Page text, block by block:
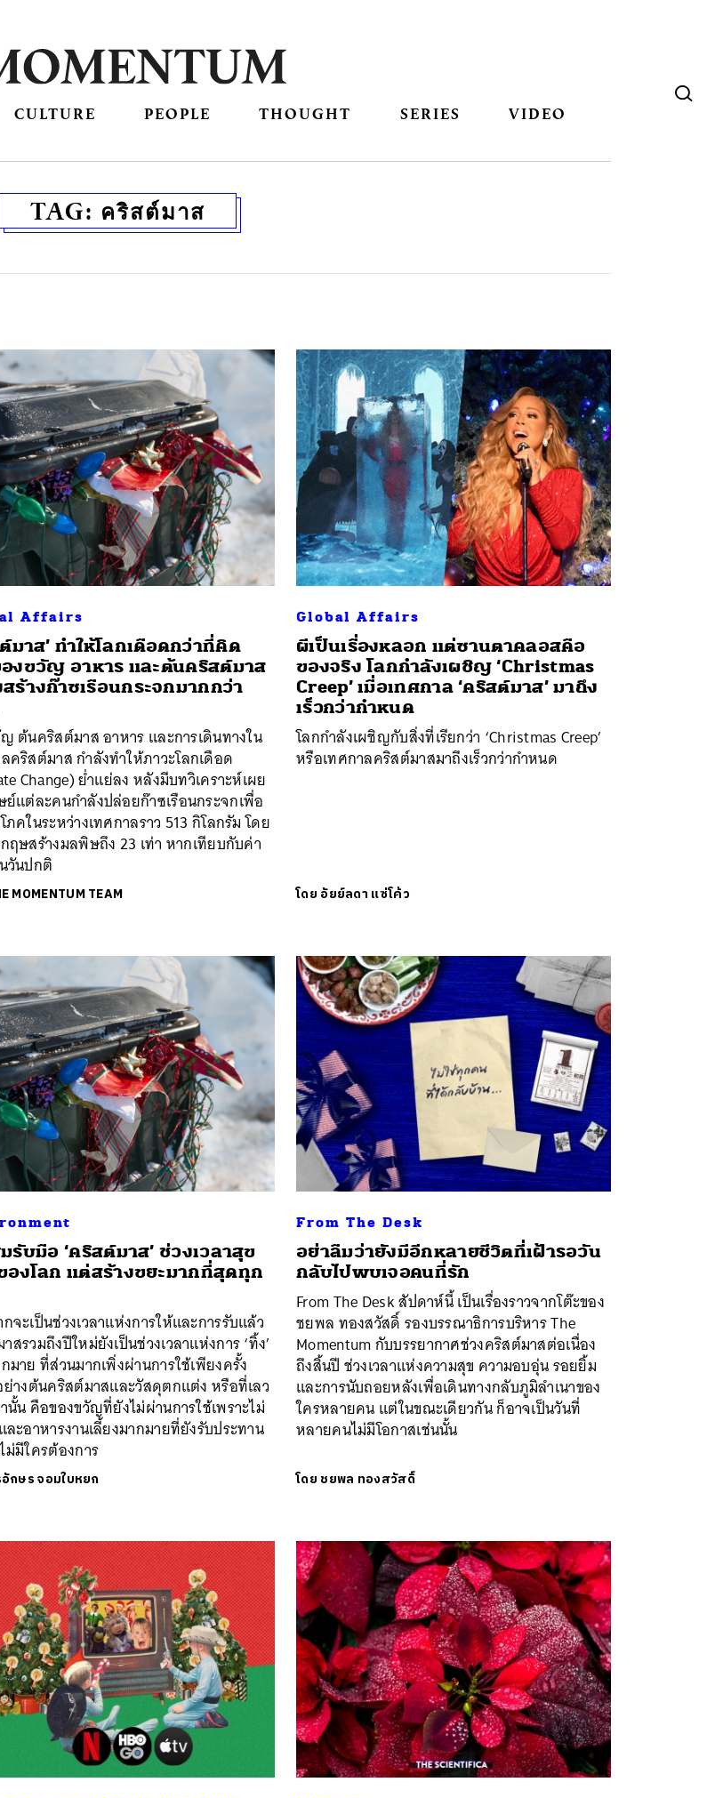
CULTURE PEOPLE THOUGHT SERIES VIDEO
TAG: คริสต์มาส
Affairs
มาส’ ทำให้โลกเดือดกว่าที่คิด
องขวัญ อาหาร และต้นคริสต์มาส
ร้างก๊าซเรือนกระจกมากกว่า
ต้นคริสต์มาส อาหาร และการเดินทางใน
คริสต์มาส กำลังทำให้ภาวะโลกเดือด
Change) ย่ำแย่ลง หลังมีบทวิเคราะห์เผย
ย์แต่ละคนกำลังปล่อยก๊าซเรือนกระจกเพื่อ
ภคในระหว่างเทศกาลราว 513 กิโลกรัม โดย
ฤษสร้างมลพิษถึง 23 เท่า หากเทียบกับค่า
วันปกติ
MOMENTUM TEAM
Global Affairs
ผีเป็นเรื่องหลอก แต่ซานตาคลอสคือ
ของจริง โลกกำลังเผชิญ ‘Christmas
Creep’ เมื่อเทศกาล ‘คริสต์มาส’ มาถึง
เร็วกว่ากำหนด
โลกกำลังเผชิญกับสิ่งที่เรียกว่า ‘Christmas Creep’
หรือเทศกาลคริสต์มาสมาถึงเร็วกว่ากำหนด
โดย อัยย์ลดา แซ่โค้ว
รับมือ ‘คริสต์มาส’ ช่วงเวลาสุข
องโลก แต่สร้างขยะมากที่สุดทุก
จะเป็นช่วงเวลาแห่งการให้และการรับแล้ว
สรวมถึงปีใหม่ยังเป็นช่วงเวลาแห่งการ ‘ทิ้ง’
มาย ที่ส่วนมากเพิ่งผ่านการใช้เพียงครั้ง
ย่างต้นคริสต์มาสและวัสดุตกแต่ง หรือที่เลว
นั้น คือของขวัญที่ยังไม่ผ่านการใช้เพราะไม่
ละอาหารงานเลี้ยงมากมายที่ยังรับประทาน
ม่มีใครต้องการ
กษร จอมใบหยก
From The Desk
อย่าลืมว่ายังมีอีกหลายชีวิตที่เฝ้ารอวัน
กลับไปพบเจอคนที่รัก
From The Desk สัปดาห์นี้ เป็นเรื่องราวจากโต๊ะของ
ชยพล ทองสวัสดิ์ รองบรรณาธิการบริหาร The
Momentum กับบรรยากาศช่วงคริสต์มาสต่อเนื่อง
ถึงสิ้นปี ช่วงเวลาแห่งความสุข ความอบอุ่น รอยยิ้ม
และการนับถอยหลังเพื่อเดินทางกลับภูมิลำเนาของ
ใครหลายคน แต่ในขณะเดียวกัน ก็อาจเป็นวันที่
หลายคนไม่มีโอกาสเช่นนั้น
โดย ชยพล ทองสวัสดิ์
TWEET LINE EMAIL